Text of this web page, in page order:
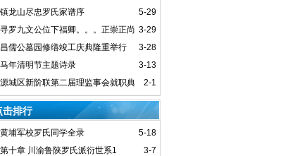
5-29
镇龙山尽忠罗氏家谱序
3-29
寻罗九文公位下福卿。。。正崇正尚
后裔启示
3-28
昌儒公墓园修缮竣工庆典隆重举行
3-13
马年清明节主题诗录
2-1
源城区新阶联第二届理监事会就职典
礼圆满举行
击排行
5-18
黄埔军校罗氏同学全录
3-7
第十章 川渝鲁陕罗氏派衍世系1